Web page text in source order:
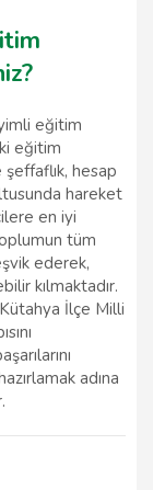
eğitim
eğitim
hesap
hareket
en iyi
tüm
ederek,
kılmaktadır.
İlçe Milli
adına